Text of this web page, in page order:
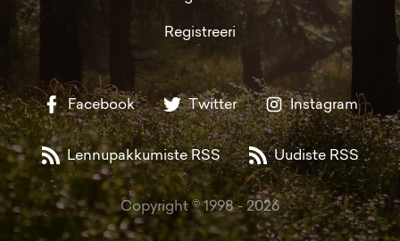
Registreeri
Facebook Twitter Instagram
Lennupakkumiste RSS Uudiste RSS
Copyright © 1998 -2026